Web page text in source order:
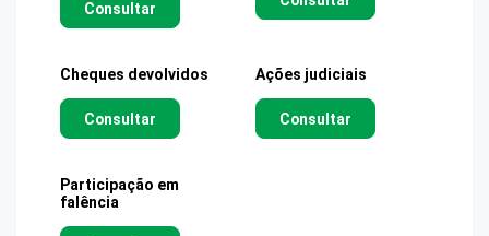
Consultar
Cheques devolvidos
Consultar
Ações judiciais
Consultar
Participação em
falência